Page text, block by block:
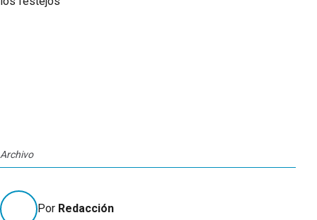
Archivo
Por Redacción